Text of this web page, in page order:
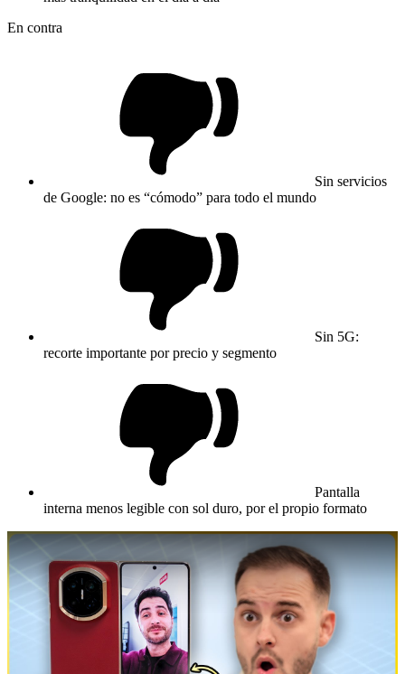
En contra
Sin servicios
de Google: no es “cómodo” para todo el mundo
Sin 5G:
recorte importante por precio y segmento
Pantalla
interna menos legible con sol duro, por el propio formato